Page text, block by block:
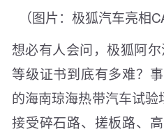
（图片：极狐汽车亮相
想必有人会问，极狐阿
等级证书到底有多难？
的海南琼海热带汽车试
接受碎石路、搓板路、